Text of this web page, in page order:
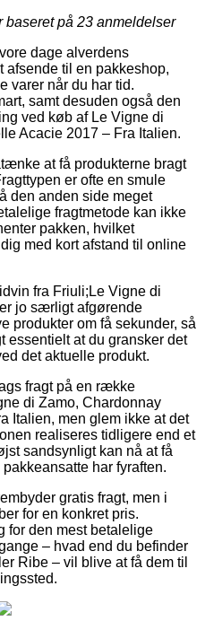
baseret på 23 anmeldelser
dage alverdens
afsende til en pakkeshop,
varer når du har tid.
samt desuden også den
ved køb af Le Vigne di
Acacie 2017 – Fra Italien.
at få produkterne bragt
er ofte en smule
den anden side meget
fragtmetode kan ikke
pakken, hvilket
med kort afstand til online
fra Friuli;Le Vigne di
jo særligt afgørende
produkter om få sekunder, så
essentielt at du gransker det
det aktuelle produkt.
fragt på en række
di Zamo, Chardonnay
Italien, men glem ikke at det
realiseres tidligere end et
sandsynligt kan nå at få
har fyraften.
gratis fragt, men i
for en konkret pris.
for den mest betalelige
– hvad end du befinder
Ribe – vil blive at få dem til